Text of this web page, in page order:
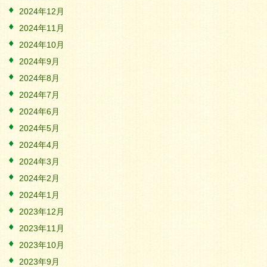
2024年12月
2024年11月
2024年10月
2024年9月
2024年8月
2024年7月
2024年6月
2024年5月
2024年4月
2024年3月
2024年2月
2024年1月
2023年12月
2023年11月
2023年10月
2023年9月